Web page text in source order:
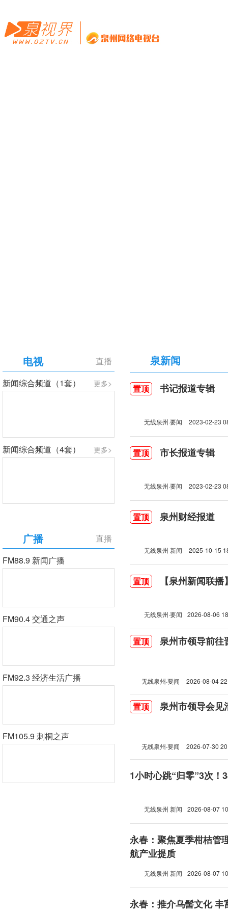
直播
电视
更多>
新闻综合频道（1套）
更多>
新闻综合频道（4套）
直播
广播
FM88.9 新闻广播
FM90.4 交通之声
FM92.3 经济生活广播
FM105.9 刺桐之声
泉新闻
置顶 书记报道专辑
无线泉州·要闻 2023-02-23
置顶 市长报道专辑
无线泉州·要闻 2023-02-23
置顶 泉州财经报道
无线泉州 新闻 2025-10-15
置顶 【泉州新闻联
无线泉州·要闻 2026-08-06
置顶 泉州市领导前往
无线泉州·要闻 2026-08-04
置顶 泉州市领导会见
无线泉州·要闻 2026-07-30
1小时心跳“归零”3次！
无线泉州 新闻 2026-08-07
永春：聚焦夏季柑桔管
航产业提质
无线泉州 新闻 2026-08-07
永春：推介乌髻文化 丰